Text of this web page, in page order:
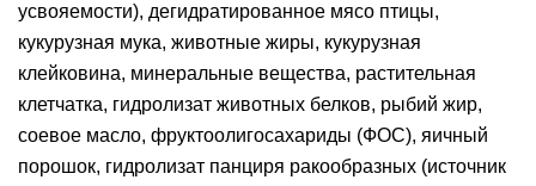
усвояемости), дегидратированное мясо птицы,
кукурузная мука, животные жиры, кукурузная
клейковина, минеральные вещества, растительная
клетчатка, гидролизат животных белков, рыбий жир,
соевое масло, фруктоолигосахариды (ФОС), яичный
порошок, гидролизат панциря ракообразных (источник